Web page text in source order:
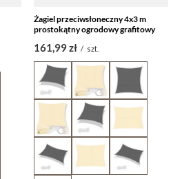
Żagiel przeciwsłoneczny 4x3 m
prostokątny ogrodowy grafitowy
161,99 zł / szt.